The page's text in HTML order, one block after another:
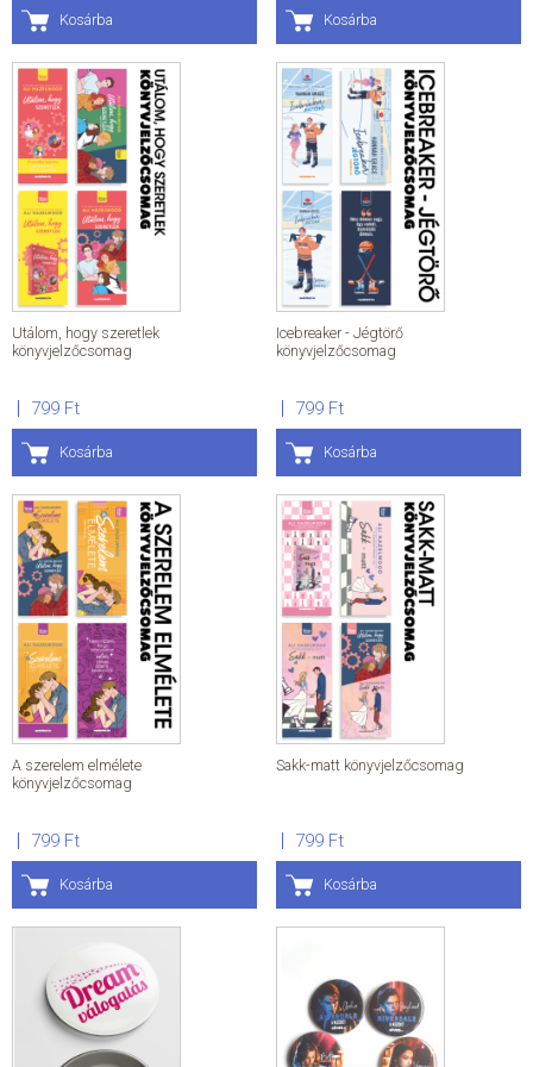
Kosárba Kosárba
Utálom, hogy szeretlek
könyvjelzőcsomag
799 Ft
Kosárba
Icebreaker - Jégtörő
könyvjelzőcsomag
799 Ft
Kosárba
A szerelem elmélete
könyvjelzőcsomag
799 Ft
Kosárba
Sakk-matt könyvjelzőcsomag
799 Ft
Kosárba